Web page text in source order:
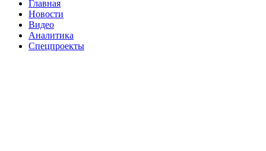
Главная
Новости
Видео
Аналитика
Спецпроекты